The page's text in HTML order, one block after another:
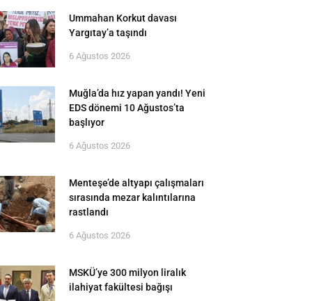
Ummahan Korkut davası
Yargıtay’a taşındı
6 Ağustos 2026
Muğla’da hız yapan yandı! Yeni
EDS dönemi 10 Ağustos’ta
başlıyor
6 Ağustos 2026
Menteşe’de altyapı çalışmaları
sırasında mezar kalıntılarına
rastlandı
6 Ağustos 2026
MSKÜ’ye 300 milyon liralık
ilahiyat fakültesi bağışı